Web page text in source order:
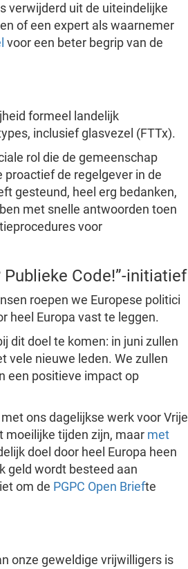
verwijderd uit de uiteindelijke
of een expert als waarnemer
voor een beter begrip van de
formeel landelijk
inclusief glasvezel (FTTx).
rol die de gemeenschap
proactief de regelgever in de
gesteund, heel erg bedanken,
met snelle antwoorden toen
voor
Publieke Code!”-initiatief
roepen we Europese politici
heel Europa vast te leggen.
dit doel te komen: in juni zullen
vele nieuwe leden. We zullen
een positieve impact op
ons dagelijkse werk voor Vrije
moeilijke tijden zijn, maar met
doel door heel Europa heen
geld wordt besteed aan
om de PGPC Open Briefte
onze geweldige vrijwilligers is